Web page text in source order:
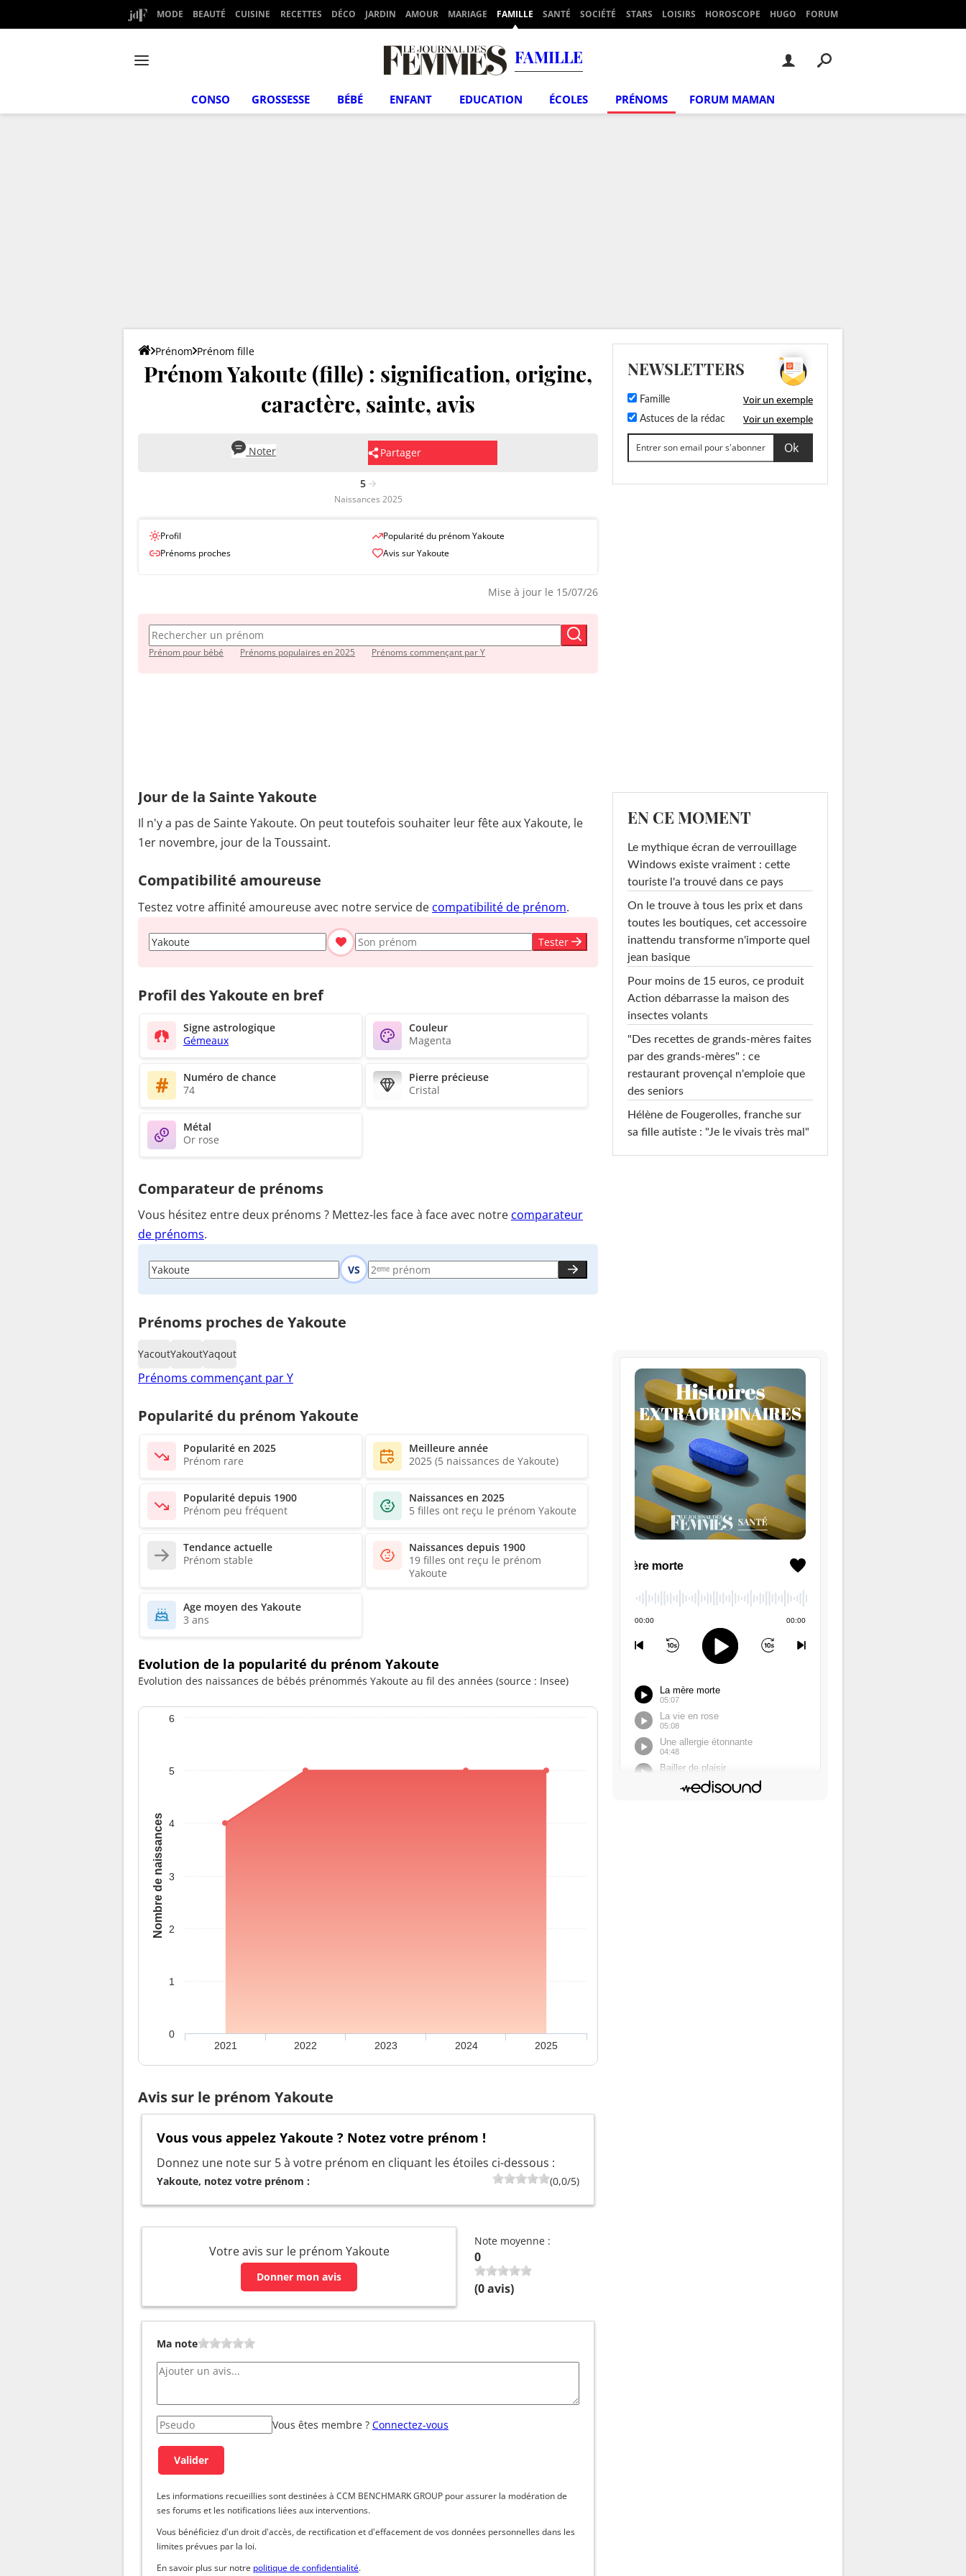
MODE BEAUTÉ CUISINE RECETTES DÉCO JARDIN AMOUR MARIAGE FAMILLE SANTÉ SOCIÉTÉ STARS LOISIRS HOROSCOPE HUGO FORUM
FAMILLE
CONSO GROSSESSE BÉBÉ ENFANT EDUCATION ÉCOLES PRÉNOMS FORUM MAMAN
Prénom Prénom fille
Prénom Yakoute (fille) : signification, origine,
caractère, sainte, avis
Partager
Noter
5
Naissances 2025
Profil
Prénoms proches
Popularité du prénom Yakoute
Avis sur Yakoute
Mise à jour le 15/07/26
Prénom pour bébé Prénoms populaires en 2025 Prénoms commençant par Y
Jour de la Sainte Yakoute
Il n'y a pas de Sainte Yakoute. On peut toutefois souhaiter leur fête aux Yakoute, le
1er novembre, jour de la Toussaint.
Compatibilité amoureuse
Testez votre affinité amoureuse avec notre service de compatibilité de prénom.
Tester
Profil des Yakoute en bref
Signe astrologique
Gémeaux
Couleur
Magenta
Numéro de chance
74
Pierre précieuse
Cristal
Métal
Or rose
Comparateur de prénoms
Vous hésitez entre deux prénoms ? Mettez-les face à face avec notre comparateur
de prénoms.
VS
Prénoms proches de Yakoute
YacoutYakoutYaqout
Prénoms commençant par Y
Popularité du prénom Yakoute
Popularité en 2025
Prénom rare
Meilleure année
2025 (5 naissances de Yakoute)
Popularité depuis 1900
Prénom peu fréquent
Naissances en 2025
5 filles ont reçu le prénom Yakoute
Tendance actuelle
Prénom stable
Naissances depuis 1900
19 filles ont reçu le prénom
Yakoute
Age moyen des Yakoute
3 ans
Evolution de la popularité du prénom Yakoute
Evolution des naissances de bébés prénommés Yakoute au fil des années (source : Insee)
Nombre de naissances
2021 2022 2023 2024 2025
0
1
2
3
4
5
6
Avis sur le prénom Yakoute
Vous vous appelez Yakoute ? Notez votre prénom !
Donnez une note sur 5 à votre prénom en cliquant les étoiles ci-dessous :
Yakoute, notez votre prénom : (0,0/5)
Votre avis sur le prénom Yakoute
Donner mon avis
Note moyenne :
0
(0avis)
Ma note
Vous êtes membre ? Connectez-vous
Les informations recueillies sont destinées à CCM BENCHMARK GROUP pour assurer la modération de
ses forums et les notifications liées aux interventions.
Vous bénéficiez d'un droit d'accès, de rectification et d'effacement de vos données personnelles dans les
limites prévues par la loi.
En savoir plus sur notre politique de confidentialité.
NEWSLETTERS
Famille Voir un exemple
Astuces de la rédac Voir un exemple
EN CE MOMENT
Le mythique écran de verrouillage
Windows existe vraiment : cette
touriste l'a trouvé dans ce pays
On le trouve à tous les prix et dans
toutes les boutiques, cet accessoire
inattendu transforme n'importe quel
jean basique
Pour moins de 15 euros, ce produit
Action débarrasse la maison des
insectes volants
"Des recettes de grands-mères faites
par des grands-mères" : ce
restaurant provençal n'emploie que
des seniors
Hélène de Fougerolles, franche sur
sa fille autiste : "Je le vivais très mal"